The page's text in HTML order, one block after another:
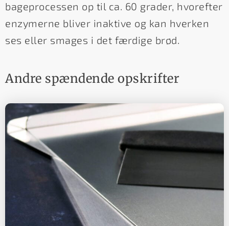
bageprocessen op til ca. 60 grader, hvorefter
enzymerne bliver inaktive og kan hverken
ses eller smages i det færdige brød.
Andre spændende opskrifter